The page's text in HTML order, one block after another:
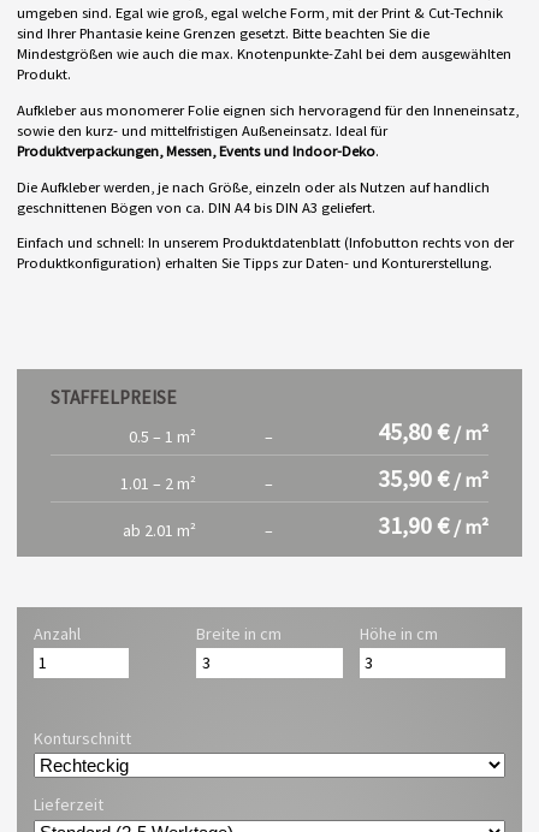
umgeben sind. Egal wie groß, egal welche Form, mit der Print & Cut-Technik
sind Ihrer Phantasie keine Grenzen gesetzt. Bitte beachten Sie die
Mindestgrößen wie auch die max. Knotenpunkte-Zahl bei dem ausgewählten
Produkt.
Aufkleber aus monomerer Folie eignen sich hervoragend für den Inneneinsatz,
sowie den kurz- und mittelfristigen Außeneinsatz. Ideal für
Produktverpackungen, Messen, Events und Indoor-Deko.
Die Aufkleber werden, je nach Größe, einzeln oder als Nutzen auf handlich
geschnittenen Bögen von ca. DIN A4 bis DIN A3 geliefert.
Einfach und schnell: In unserem Produktdatenblatt (Infobutton rechts von der
Produktkonfiguration) erhalten Sie Tipps zur Daten- und Konturerstellung.
STAFFELPREISE
0.5 – 1 m² – 45,80 €/ m²
1.01 – 2 m² – 35,90 €/ m²
ab 2.01 m² – 31,90 €/ m²
Anzahl Breite in cm Höhe in cm
Konturschnitt
Lieferzeit